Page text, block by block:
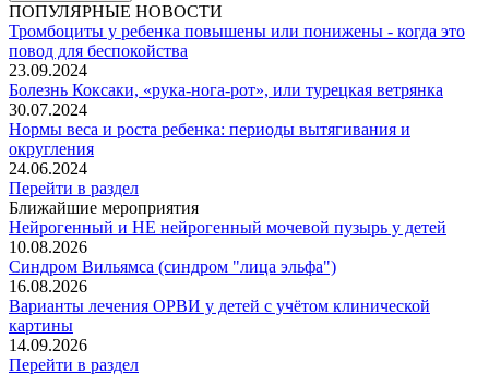
ПОПУЛЯРНЫЕ НОВОСТИ
Тромбоциты у ребенка повышены или понижены - когда это
повод для беспокойства
23.09.2024
Болезнь Коксаки, «рука-нога-рот», или турецкая ветрянка
30.07.2024
Нормы веса и роста ребенка: периоды вытягивания и
округления
24.06.2024
Перейти в раздел
Ближайшие мероприятия
Нейрогенный и НЕ нейрогенный мочевой пузырь у детей
10.08.2026
Синдром Вильямса (синдром "лица эльфа")
16.08.2026
Варианты лечения ОРВИ у детей с учётом клинической
картины
14.09.2026
Перейти в раздел